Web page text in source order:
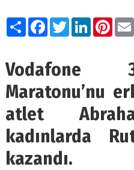
PaylaşFacebook
TwitterLinkedIn
Vodafone
Maratonu’nu
atlet
kadınlarda
kazandı.